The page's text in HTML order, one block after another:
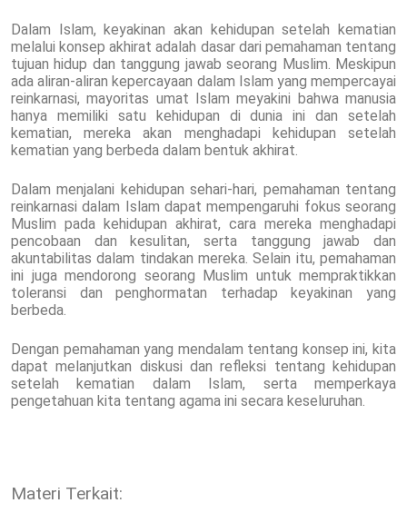
Dalam Islam, keyakinan akan kehidupan setelah kematian
melalui konsep akhirat adalah dasar dari pemahaman tentang
tujuan hidup dan tanggung jawab seorang Muslim. Meskipun
ada aliran-aliran kepercayaan dalam Islam yang mempercayai
reinkarnasi, mayoritas umat Islam meyakini bahwa manusia
hanya memiliki satu kehidupan di dunia ini dan setelah
kematian, mereka akan menghadapi kehidupan setelah
kematian yang berbeda dalam bentuk akhirat.
Dalam menjalani kehidupan sehari-hari, pemahaman tentang
reinkarnasi dalam Islam dapat mempengaruhi fokus seorang
Muslim pada kehidupan akhirat, cara mereka menghadapi
pencobaan dan kesulitan, serta tanggung jawab dan
akuntabilitas dalam tindakan mereka. Selain itu, pemahaman
ini juga mendorong seorang Muslim untuk mempraktikkan
toleransi dan penghormatan terhadap keyakinan yang
berbeda.
Dengan pemahaman yang mendalam tentang konsep ini, kita
dapat melanjutkan diskusi dan refleksi tentang kehidupan
setelah kematian dalam Islam, serta memperkaya
pengetahuan kita tentang agama ini secara keseluruhan.
Materi Terkait: